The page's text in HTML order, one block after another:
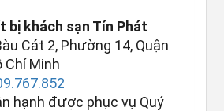
bị khách sạn Tín Phát
Cát 2, Phường 14, Quận
Chí Minh
hạnh được phục vụ Quý